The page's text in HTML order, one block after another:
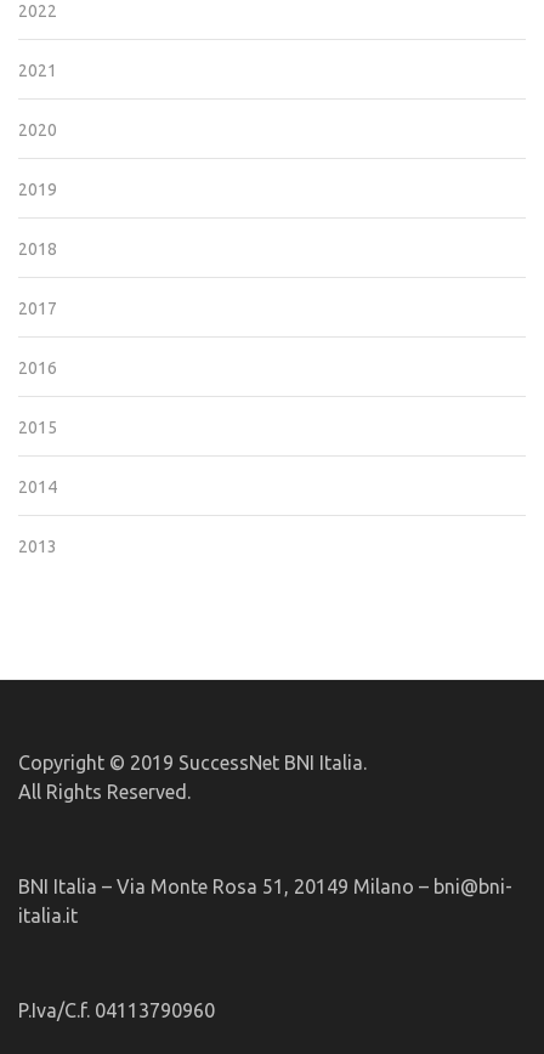
2022
2021
2020
2019
2018
2017
2016
2015
2014
2013
Copyright © 2019 SuccessNet BNI Italia.
All Rights Reserved.
BNI Italia – Via Monte Rosa 51, 20149 Milano – bni@bni-
italia.it
P.Iva/C.f. 04113790960